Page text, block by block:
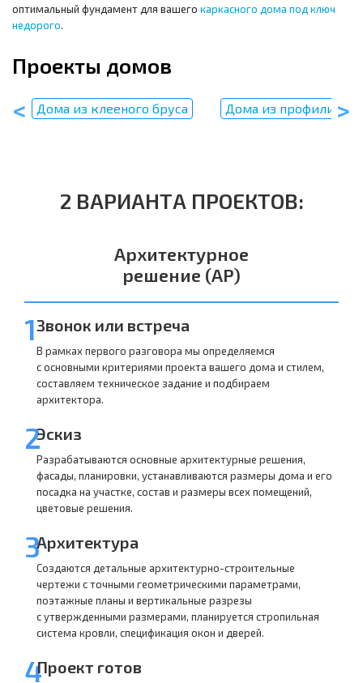
оптимальный фундамент для вашего каркасного дома под ключ
недорого.
Проекты домов
Дома из клееного бруса Дома из
2 ВАРИАНТА ПРОЕКТОВ:
Архитектурное
решение (АР)
1Звонок или встреча
В рамках первого разговора мы определяемся
с основными критериями проекта вашего дома и стилем,
составляем техническое задание и подбираем
архитектора.
2Эскиз
Разрабатываются основные архитектурные решения,
фасады, планировки, устанавливаются размеры дома и его
посадка на участке, состав и размеры всех помещений,
цветовые решения.
3Архитектура
Создаются детальные архитектурно-строительные
чертежи с точными геометрическими параметрами,
поэтажные планы и вертикальные разрезы
с утвержденными размерами, планируется стропильная
система кровли, спецификация окон и дверей.
4Проект готов